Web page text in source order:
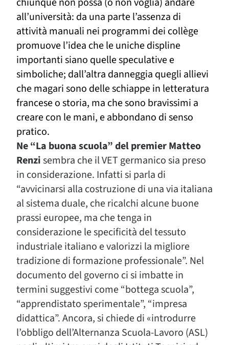
all’università: da una parte l’assenza di
attività manuali nei programmi dei collège
promuove l’idea che le uniche displine
importanti siano quelle speculative e
simboliche; dall’altra danneggia quegli allievi
che magari sono delle schiappe in letteratura
francese o storia, ma che sono bravissimi a
creare con le mani, e abbondano di senso
pratico.
Ne “La buona scuola” del premier Matteo
Renzisembra che il VET germanico sia preso
in considerazione. Infatti si parla di
“avvicinarsi alla costruzione di una via italiana
al sistema duale, che ricalchi alcune buone
prassi europee, ma che tenga in
considerazione le specificità del tessuto
industriale italiano e valorizzi la migliore
tradizione di formazione professionale”. Nel
documento del governo ci si imbatte in
termini suggestivi come “bottega scuola”,
“apprendistato sperimentale”, “impresa
didattica”. Ancora, si chiede di «introdurre
l’obbligo dell’Alternanza Scuola-Lavoro (ASL)